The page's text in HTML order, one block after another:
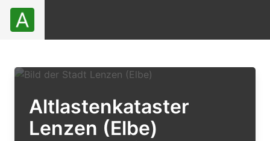
Altlastenkataster
Lenzen (Elbe)